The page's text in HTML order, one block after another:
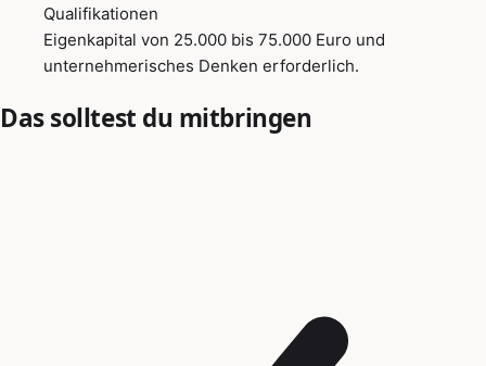
Qualifikationen
Eigenkapital von 25.000 bis 75.000 Euro und
unternehmerisches Denken erforderlich.
Das solltest du mitbringen